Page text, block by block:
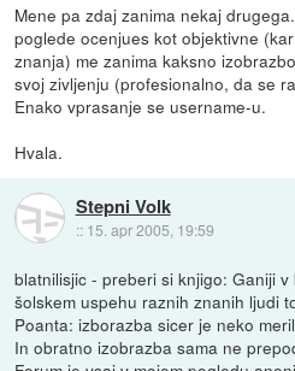
Mene pa zdaj zanima nekaj
poglede ocenjues kot objektivne
znanja) me zanima kaksno
svoj zivljenju (profesionalno, da se
Enako vprasanje se username-u.
Hvala.
Stepni Volk
:: 15. apr 2005, 19:59
blatnilisjic - preberi si knjigo: Ganiji
šolskem uspehu raznih znanih ljudi
Poanta: izborazba sicer je neko
In obratno izobrazba sama ne